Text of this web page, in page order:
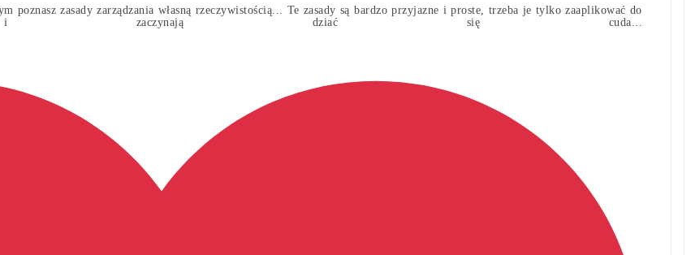
zasady zarządzania własną rzeczywistością... Te zasady są bardzo przyjazne i proste, trzeba je tylko zaaplikować do
zaczynają dziać się cuda...